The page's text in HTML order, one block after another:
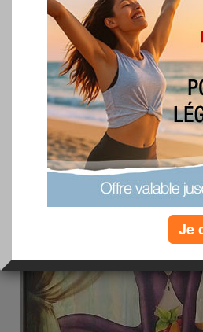
‹ Préc. 1 2 3 4 5
« Il est temps de
t'es imaginée. »
publié le 04/11/2012 à 18:04
Je